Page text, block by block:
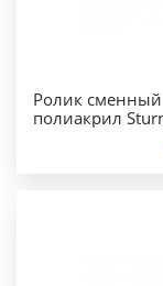
Ролик
полиакрил